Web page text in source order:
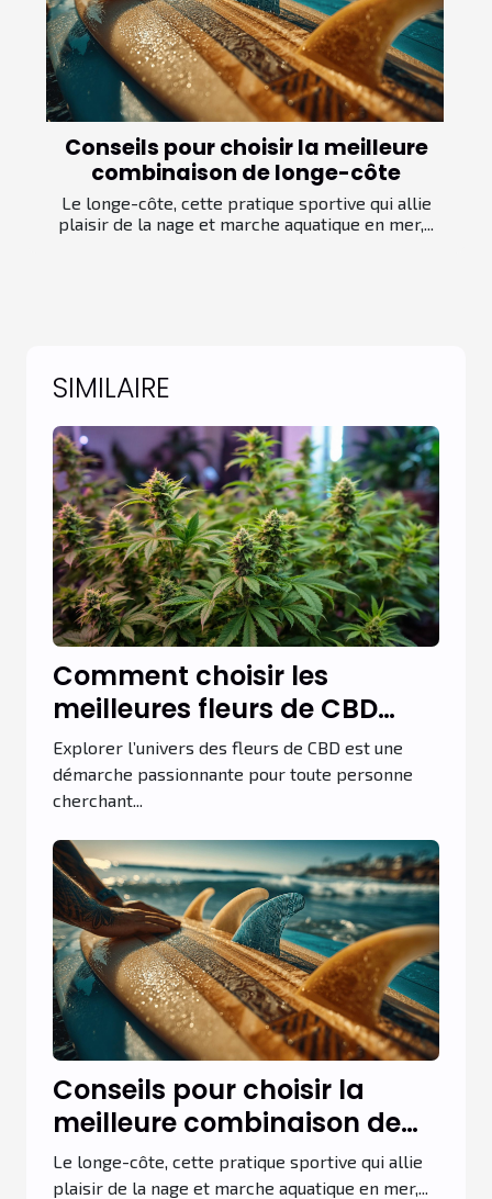
Conseils pour choisir la meilleure
combinaison de longe-côte
Le longe-côte, cette pratique sportive qui allie
plaisir de la nage et marche aquatique en mer,...
SIMILAIRE
Comment choisir les
meilleures fleurs de CBD
pour la relaxation ?
Explorer l’univers des fleurs de CBD est une
démarche passionnante pour toute personne
cherchant...
Conseils pour choisir la
meilleure combinaison de
longe-côte
Le longe-côte, cette pratique sportive qui allie
plaisir de la nage et marche aquatique en mer,...